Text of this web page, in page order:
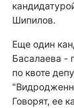
Шипилов.
Еще один
Басалаева -
по квоте
Говорят, ее